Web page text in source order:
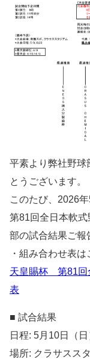
平素より弊社野球
とうございます。
このたび、2026
第81回全日本軟
部の試合結果ご報
・組み合わせ表
天皇賜杯 第81回
表
■ 試合結果
日程: 5月10日（日
場所: クラサスス